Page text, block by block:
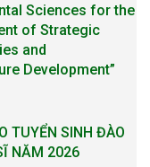
Sciences for the
of Strategic
and
Development”
TUYỂN SINH ĐÀO
NĂM 2026